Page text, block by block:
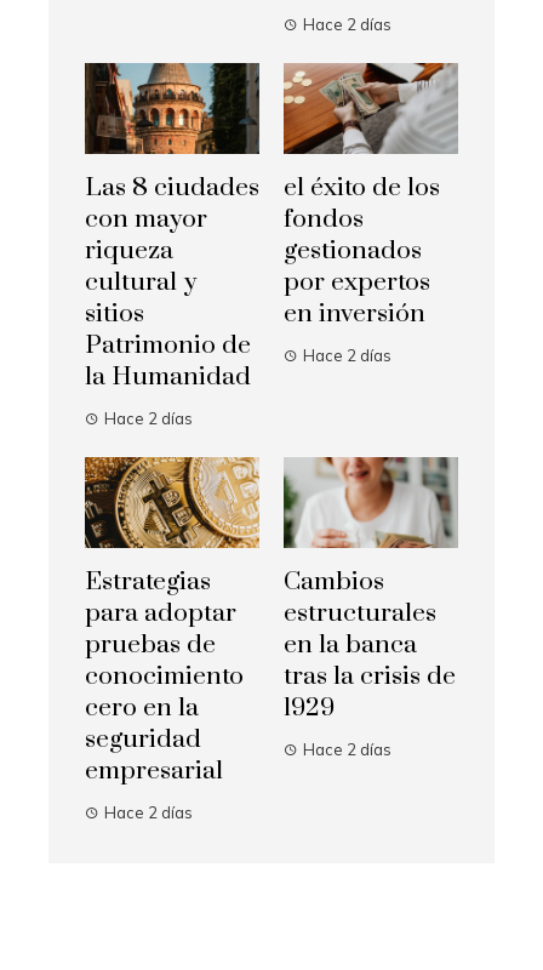
Hace 2 días
Las 8 ciudades
con mayor
riqueza
cultural y
sitios
Patrimonio de
la Humanidad
Hace 2 días
el éxito de los
fondos
gestionados
por expertos
en inversión
Hace 2 días
Estrategias
para adoptar
pruebas de
conocimiento
cero en la
seguridad
empresarial
Hace 2 días
Cambios
estructurales
en la banca
tras la crisis de
1929
Hace 2 días